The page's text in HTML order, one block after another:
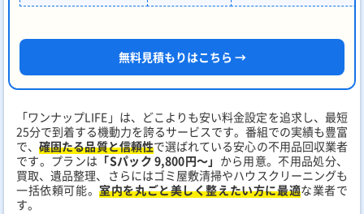
無料見積もりはこちら →
「ワンナップLIFE」は、どこよりも安い料金設定を追求し、最短
25分で到着する機動力を誇るサービスです。番組での実績も豊富
で、確固たる品質と信頼性で選ばれている安心の不用品回収業者
です。プランは 「Sパック 9,800円～」 から用意。不用品処分、
買取、遺品整理、さらにはゴミ屋敷清掃やハウスクリーニングも
一括依頼可能。室内を丸ごと美しく整えたい方に最適な業者で
す。